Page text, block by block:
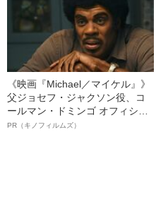
《映画『Michael／マイケル』》
父ジョセフ・ジャクソン役、コ
ールマン・ドミンゴ オフィシャ
ルインタビュー“観客を魅了した
PR（キノフィルムズ）